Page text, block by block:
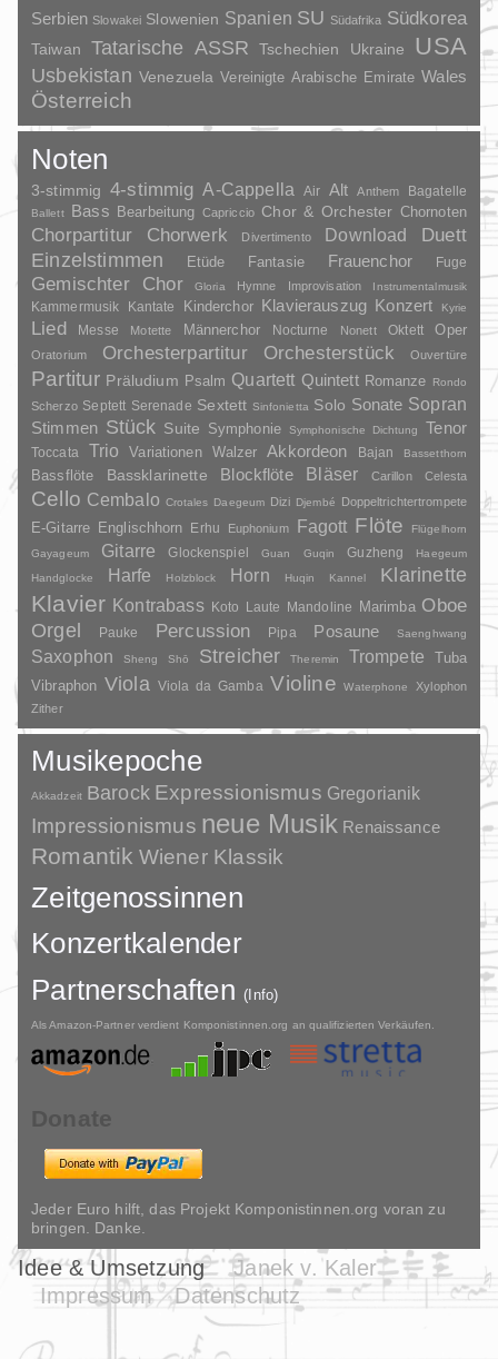
Serbien Slowakei Slowenien Spanien SU Südafrika Südkorea
Taiwan Tatarische ASSR Tschechien Ukraine USA
Usbekistan Venezuela Vereinigte Arabische Emirate Wales
Österreich
Noten
3-stimmig 4-stimmig A-Cappella Air Alt Anthem Bagatelle
Ballett Bass Bearbeitung Capriccio Chor & Orchester Chornoten
Chorpartitur Chorwerk Divertimento Download
Duett
Einzelstimmen
Etüde Fantasie Frauenchor Fuge
Gemischter Chor Gloria Hymne Improvisation Instrumentalmusik
Kammermusik Kantate Kinderchor Klavierauszug Konzert Kyrie
Lied Messe Motette Männerchor Nocturne Nonett Oktett Oper
Oratorium Orchesterpartitur Orchesterstück Ouvertüre
Partitur Präludium Psalm Quartett Quintett Romanze Rondo
Scherzo Septett Serenade Sextett Sinfonietta Solo Sonate Sopran
Stimmen Stück Suite Symphonie Symphonische Dichtung Tenor
Toccata Trio Variationen Walzer Akkordeon Bajan Bassetthorn
Bassflöte Bassklarinette Blockflöte Bläser Carillon Celesta
Cello Cembalo Crotales Daegeum Dizi Djembé Doppeltrichtertrompete
E-Gitarre Englischhorn Erhu Euphonium Fagott Flöte
Flügelhorn
Gayageum
Gitarre Glockenspiel Guan Guqin Guzheng
Haegeum
Handglocke
Harfe Holzblock Horn Huqin Kannel Klarinette
Klavier Kontrabass Koto Laute Mandoline Marimba Oboe
Orgel Pauke Percussion Pipa Posaune Saenghwang
Saxophon Sheng Shō Streicher Theremin Trompete
Tuba
Vibraphon Viola Viola da Gamba Violine Waterphone
Xylophon
Zither
Musikepoche
Akkadzeit Barock Expressionismus Gregorianik
Impressionismus neue Musik Renaissance
Romantik Wiener Klassik
Zeitgenossinnen
Konzertkalender
Partnerschaften(Info)
Als Amazon-Partner verdient Komponistinnen.org an qualifizierten Verkäufen.
Donate
Jeder Euro hilft, das Projekt Komponistinnen.org voran zu
bringen. Danke.
Idee & Umsetzung
Janek v. Kaler
Impressum
Datenschutz